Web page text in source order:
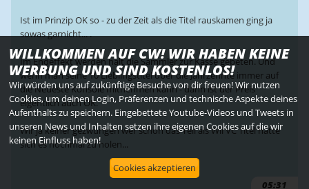
05:31
Ist im Prinzip OK so - zu der Zeit als die Titel rauskamen ging ja
sowas garnicht... .
Im Endeffekt werden halt die Sammler zur Kasse gebeten. Und
wenn man seine 10 Lieblingstitel über die Jahrzehnte immer auf
die Neueste Konsole mitnehmen kann - dann ist der Preis
eigentlich auch OK.
Wir ja keiner gezwungen wer schon das Teil als Wii VC Titel hatte
sich es nochmal zu holen...
WILLKOMMEN AUF CW! WIR HABEN KEINE
WERBUNG UND SIND KOSTENLOS!
Wir würden uns auf zukünftige Besuche von dir freuen! Wir nutzen
Cookies, um deinen Login, Präferenzen und technische Aspekte deines
Aufenthalts zu speichern. Eingebettete Youtube-Videos und Tweets in
unseren News und Inhalten setzen ihre eigenen Cookies auf die wir
keinen Einfluss haben!
Cookies akzeptieren